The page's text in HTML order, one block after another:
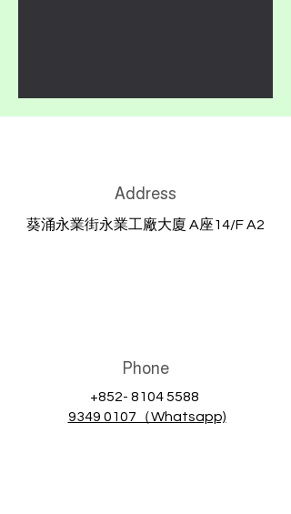
Address
葵涌永業街永業工廠大廈 A座14/F A2
Phone
+852- 8104 5588
9349 0107（Whatsapp)